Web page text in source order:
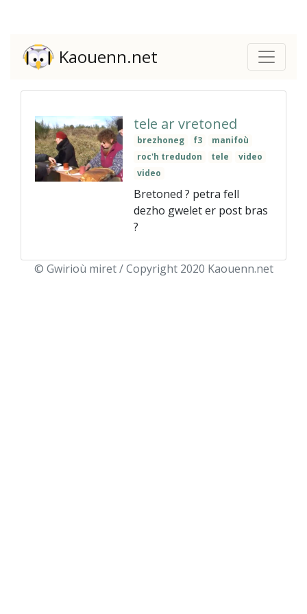
Kaouenn.net
tele ar vretoned
brezhoneg f3
manifoù
roc'h tredudon
tele
video
video
Bretoned ? petra fell
dezho gwelet er post bras
?
© Gwirioù miret / Copyright 2020 Kaouenn.net